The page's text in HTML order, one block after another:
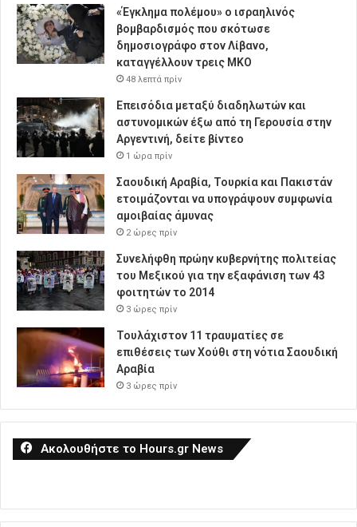
«Έγκλημα πολέμου» ο ισραηλινός
βομβαρδισμός που σκότωσε
δημοσιογράφο στον Λίβανο,
καταγγέλλουν τρεις ΜΚΟ
48 λεπτά πρίν
Επεισόδια μεταξύ διαδηλωτών και
αστυνομικών έξω από τη Γερουσία στην
Αργεντινή, δείτε βίντεο
1 ώρα πρίν
Σαουδική Αραβία, Τουρκία και Πακιστάν
ετοιμάζονται να υπογράψουν συμφωνία
αμοιβαίας άμυνας
2 ώρες πρίν
Συνελήφθη πρώην κυβερνήτης πολιτείας
του Μεξικού για την εξαφάνιση των 43
φοιτητών το 2014
3 ώρες πρίν
Τουλάχιστον 11 τραυματίες σε
επιθέσεις των Χούθι στη νότια Σαουδική
Αραβία
3 ώρες πρίν
Ακολουθήστε το Hours.gr News